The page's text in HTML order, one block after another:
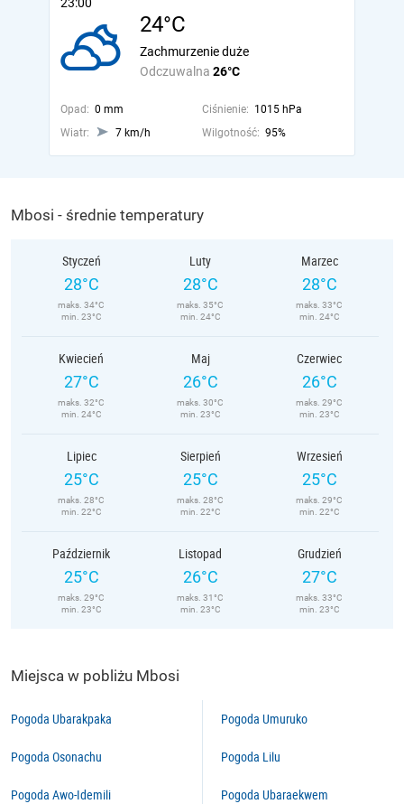
24°C
Odczuwalna 26°C
Zachmurzenie duże
Opad: 0 mm Ciśnienie: 1015 hPa
Wiatr:
7 km/h Wilgotność: 95%
Mbosi - średnie temperatury
Styczeń
28°C
maks. 34°C
min. 23°C
Luty
28°C
maks. 35°C
min. 24°C
Marzec
28°C
maks. 33°C
min. 24°C
Kwiecień
27°C
maks. 32°C
min. 24°C
Maj
26°C
maks. 30°C
min. 23°C
Czerwiec
26°C
maks. 29°C
min. 23°C
Lipiec
25°C
maks. 28°C
min. 22°C
Sierpień
25°C
maks. 28°C
min. 22°C
Wrzesień
25°C
maks. 29°C
min. 22°C
Październik
25°C
maks. 29°C
min. 23°C
Listopad
26°C
maks. 31°C
min. 23°C
Grudzień
27°C
maks. 33°C
min. 23°C
Miejsca w pobliżu Mbosi
Pogoda Ubarakpaka
Pogoda Osonachu
Pogoda Awo-Idemili
Pogoda Umuruko
Pogoda Lilu
Pogoda Ubaraekwem